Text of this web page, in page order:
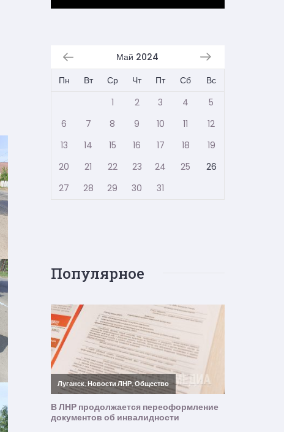
Май 2024
Пн
Вт Ср Чт Пт Сб
Вс
1
2 3 4
5
6
7 8 9 10 11
12
13
14 15 16 17 18
19
20
21 22 23 24 25
26
27
28 29 30 31
Популярное